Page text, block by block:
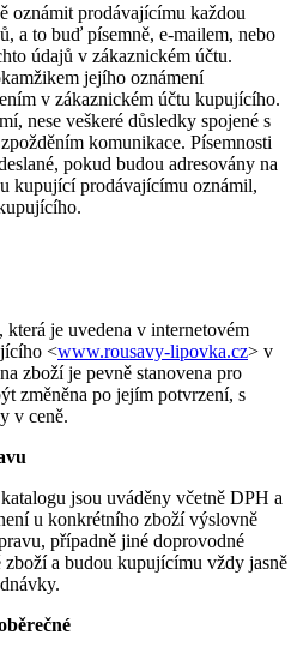
oznámit prodávajícímu každou
a to buď písemně, e-mailem, nebo
údajů v zákaznickém účtu.
jejího oznámení
v zákaznickém účtu kupujícího.
nese veškeré důsledky spojené s
komunikace. Písemnosti
pokud budou adresovány na
kupující prodávajícímu oznámil,
je uvedena v internetovém
<www.rousavy-lipovka.cz> v
zboží je pevně stanovena pro
změněna po jejím potvrzení, s
v ceně.
jsou uváděny včetně DPH a
u konkrétního zboží výslovně
případně jiné doprovodné
zboží a budou kupujícímu vždy jasně